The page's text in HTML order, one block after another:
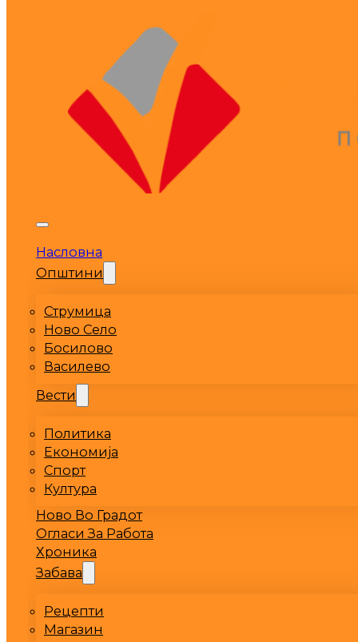
Насловна
Општини
Струмица
Ново Село
Босилово
Василево
Вести
Политика
Економија
Спорт
Култура
Ново Во Градот
Огласи За Работа
Хроника
Забава
Рецепти
Магазин